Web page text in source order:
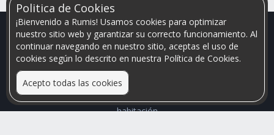
Politica de Cookies
¡Bienvenido a Rumis! Usamos cookies para optimizar
nuestro sitio web y garantizar su correcto funcionamiento. Al
continuar navegando en nuestro sitio, aceptas el uso de
cookies según lo descrito en nuestra Política de Cookies.
Acepto todas las cookies
Relacionamos personas que arriendan con las que buscan una
habitación